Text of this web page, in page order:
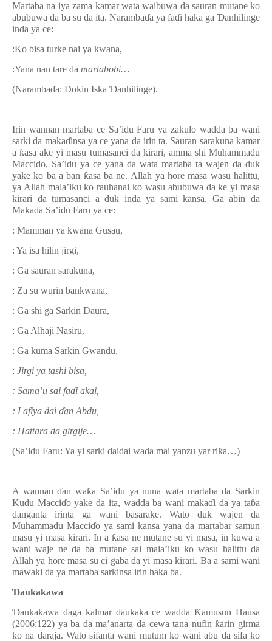
Martaba na iya zama kamar wata waibuwa da sauran mutane ko
abubuwa da ba su da ita. Narambaɗa ya faɗi haka ga Ɗanhilinge
inda ya ce:
:Ko bisa turke nai ya kwana,
:Yana nan tare da martabobi…
(Narambaɗa: Dokin Iska Ɗanhilinge).
Irin wannan martaba ce Sa’idu Faru ya zaƙulo wadda ba wani
sarki da makaɗinsa ya ce yana da irin ta. Sauran sarakuna kamar
a ƙasa ake yi masu tumasanci da kirari, amma shi Muhammadu
Macciɗo, Sa’idu ya ce yana da wata martaba ta wajen da duk
yake ko ba a ban ƙasa ba ne. Allah ya hore masa wasu halittu,
ya Allah mala’iku ko rauhanai ko wasu abubuwa da ke yi masa
kirari da tumasanci a duk inda ya sami kansa. Ga abin da
Makaɗa Sa’idu Faru ya ce:
: Mamman ya kwana Gusau,
: Ya isa hilin jirgi,
: Ga sauran sarakuna,
: Za su wurin bankwana,
: Ga shi ga Sarkin Daura,
: Ga Alhaji Nasiru,
: Ga kuma Sarkin Gwandu,
: Jirgi ya tashi bisa,
: Sama’u sai faɗi akai,
: Lafiya dai ɗan Abdu,
: Hattara da girgije…
(Sa’idu Faru: Ya yi sarki daidai wada mai yanzu yar riƙa…)
A wannan ɗan waƙa Sa’idu ya nuna wata martaba da Sarkin
Kudu Macciɗo yake da ita, wadda ba wani makaɗi da ya taɓa
danganta irinta ga wani basarake. Wato duk wajen da
Muhammadu Macciɗo ya sami kansa yana da martabar samun
masu yi masa kirari. In a ƙasa ne mutane su yi masa, in kuwa a
wani waje ne da ba mutane sai mala’iku ko wasu halittu da
Allah ya hore masa su ci gaba da yi masa kirari. Ba a sami wani
mawaƙi da ya martaba sarkinsa irin haka ba.
Ɗaukakawa
Ɗaukakawa daga kalmar ɗaukaka ce wadda Ƙamusun Hausa
(2006:122) ya ba da ma’anarta da cewatana nufin ƙarin girma
ko na daraja. Wato sifanta wani mutum ko wani abu da sifa ko